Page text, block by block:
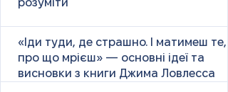
розуміти
«Іди туди, де страшно. І матимеш те,
про що мрієш» — основні ідеї та
висновки з книги Джима Ловлесса